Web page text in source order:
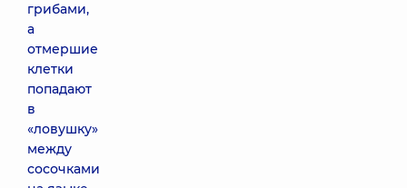
грибами,
а
отмершие
клетки
попадают
в
«ловушку»
между
сосочками